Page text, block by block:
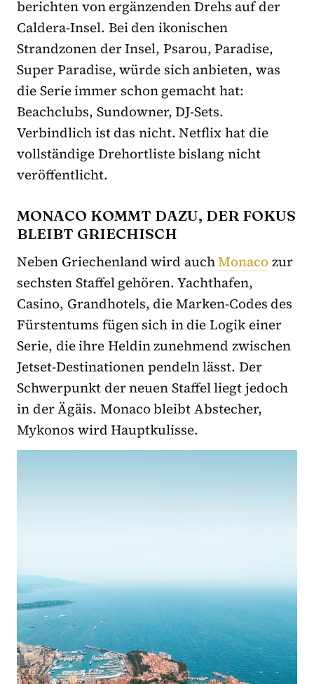
berichten von ergänzenden Drehs auf der
Caldera-Insel. Bei den ikonischen
Strandzonen der Insel, Psarou, Paradise,
Super Paradise, würde sich anbieten, was
die Serie immer schon gemacht hat:
Beachclubs, Sundowner, DJ-Sets.
Verbindlich ist das nicht. Netflix hat die
vollständige Drehortliste bislang nicht
veröffentlicht.
MONACO KOMMT DAZU, DER FOKUS
BLEIBT GRIECHISCH
Neben Griechenland wird auchMonaco zur
sechsten Staffel gehören. Yachthafen,
Casino, Grandhotels, die Marken-Codes des
Fürstentums fügen sich in die Logik einer
Serie, die ihre Heldin zunehmend zwischen
Jetset-Destinationen pendeln lässt. Der
Schwerpunkt der neuen Staffel liegt jedoch
in der Ägäis. Monaco bleibt Abstecher,
Mykonos wird Hauptkulisse.